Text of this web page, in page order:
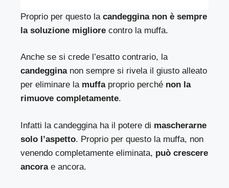
Proprio per questo lacandeggina non è sempre
la soluzione migliore contro la muffa.
Anche se si crede l’esatto contrario, la
candegginanon sempre si rivela il giusto alleato
per eliminare la muffaproprio perché non la
rimuove completamente.
Infatti la candeggina ha il potere di mascherarne
solo l’aspetto. Proprio per questo la muffa, non
venendo completamente eliminata, può crescere
ancorae ancora.